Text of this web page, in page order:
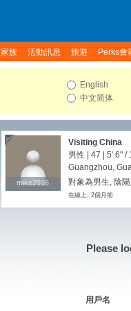
家族 活動訊息 旅遊 Perks會
English
中文简体
mike2916
mike2916
Visiting China
男性 | 47 | 5' 6" /
Guangzhou,
對象為男生, 陰
在線上: 2個月前
Please
用戶名